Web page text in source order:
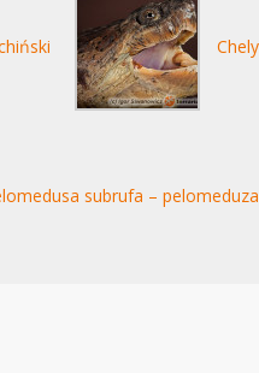
subrufa –